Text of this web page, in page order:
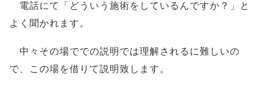
電話にて「どういう施術をしているんですか？」と
よく聞かれます。
中々その場ででの説明では理解されるに難しいの
で、この場を借りて説明致します。